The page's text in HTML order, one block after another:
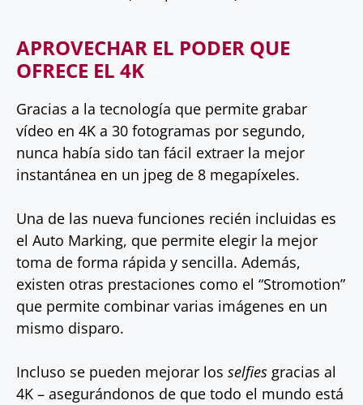
APROVECHAR EL PODER QUE
OFRECE EL 4K
Gracias a la tecnología que permite grabar
vídeo en 4K a 30 fotogramas por segundo,
nunca había sido tan fácil extraer la mejor
instantánea en un jpeg de 8 megapíxeles.
Una de las nueva funciones recién incluidas es
el Auto Marking, que permite elegir la mejor
toma de forma rápida y sencilla. Además,
existen otras prestaciones como el “Stromotion”
que permite combinar varias imágenes en un
mismo disparo.
Incluso se pueden mejorar los selfies gracias al
4K – asegurándonos de que todo el mundo está